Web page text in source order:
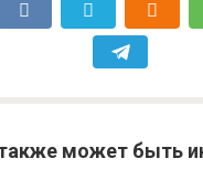
может быть